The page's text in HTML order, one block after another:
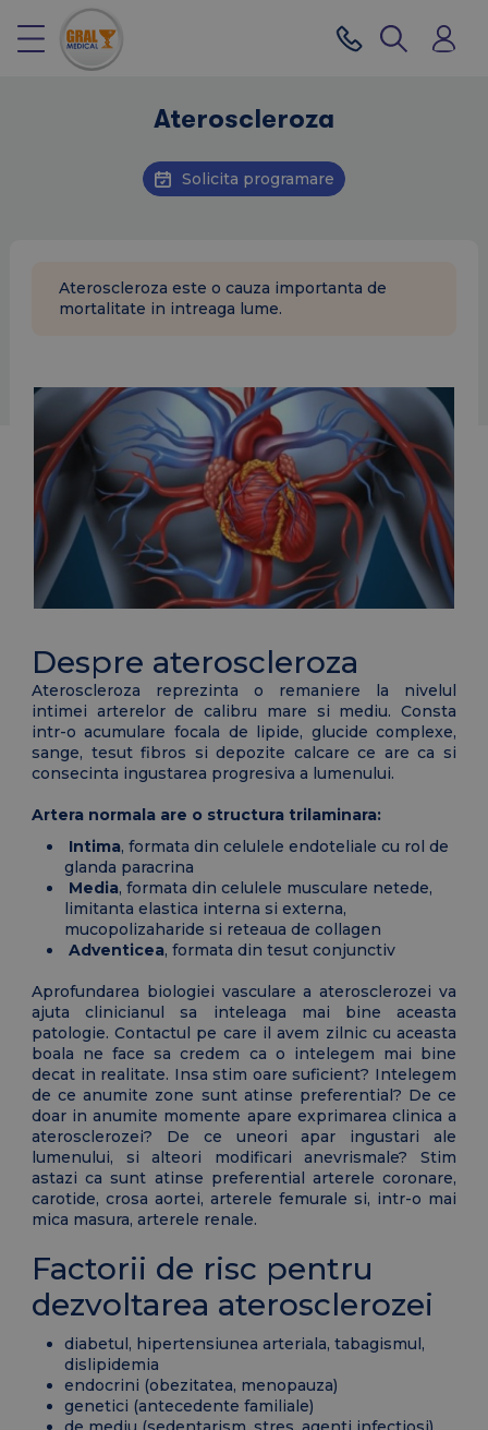
Ateroscleroza
Solicita programare
Ateroscleroza este o cauza importanta de
mortalitate in intreaga lume.
Despre ateroscleroza
Ateroscleroza reprezinta o remaniere la nivelul
intimei arterelor de calibru mare si mediu. Consta
intr-o acumulare focala de lipide, glucide complexe,
sange, tesut fibros si depozite calcare ce are ca si
consecinta ingustarea progresiva a lumenului.
Artera normala are o structura trilaminara:
Intima, formata din celulele endoteliale cu rol de
glanda paracrina
Media, formata din celulele musculare netede,
limitanta elastica interna si externa,
mucopolizaharide si reteaua de collagen
Adventicea, formata din tesut conjunctiv
Aprofundarea biologiei vasculare a aterosclerozei va
ajuta clinicianul sa inteleaga mai bine aceasta
patologie. Contactul pe care il avem zilnic cu aceasta
boala ne face sa credem ca o intelegem mai bine
decat in realitate. Insa stim oare suficient? Intelegem
de ce anumite zone sunt atinse preferential? De ce
doar in anumite momente apare exprimarea clinica a
aterosclerozei? De ce uneori apar ingustari ale
lumenului, si alteori modificari anevrismale? Stim
astazi ca sunt atinse preferential arterele coronare,
carotide, crosa aortei, arterele femurale si, intr-o mai
mica masura, arterele renale.
Factorii de risc pentru
dezvoltarea aterosclerozei
diabetul, hipertensiunea arteriala, tabagismul,
dislipidemia
endocrini (obezitatea, menopauza)
genetici (antecedente familiale)